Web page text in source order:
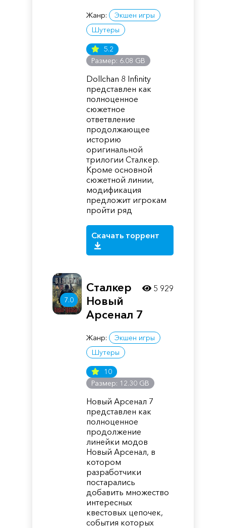
Жанр:
Экшен игры
Шутеры
5.2
Размер: 6.08 GB
Dollchan 8 Infinity
представлен как
полноценное
сюжетное
ответвление
продолжающее
историю
оригинальной
трилогии Сталкер.
Кроме основной
сюжетной линии,
модификация
предложит игрокам
пройти ряд
Скачать торрент
7.0
Сталкер
Новый
Арсенал 7
Жанр:
Экшен игры
Шутеры
10
Размер: 12.30 GB
Новый Арсенал 7
представлен как
полноценное
продолжение
линейки модов
Новый Арсенал, в
котором
разработчики
постарались
добавить множество
интересных
квестовых цепочек,
события которых
5 929